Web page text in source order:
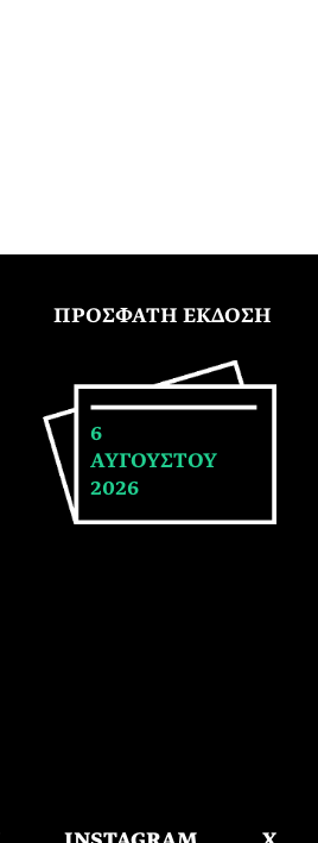
ΠΡΟΣΦΑΤΗ ΕΚΔΟΣΗ
6
ΑΥΓΟΥΣΤΟΥ
2026